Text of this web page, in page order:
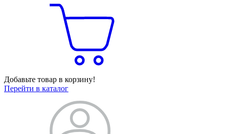
Добавьте товар в корзину!
Перейти в каталог